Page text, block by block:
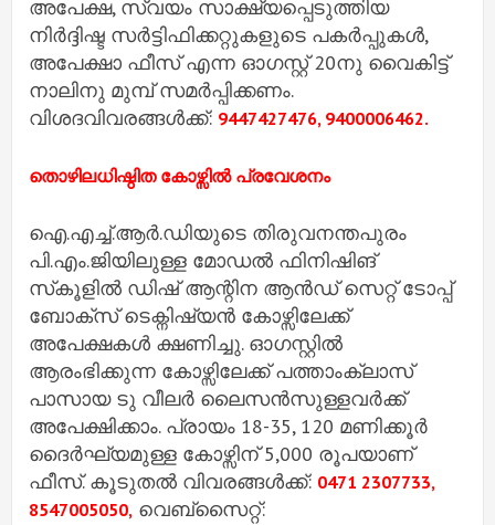
അപേക്ഷ, സ്വയം സാക്ഷ്യപ്പെടുത്തിയ
നിർദ്ദിഷ്ട സർട്ടിഫിക്കറ്റുകളുടെ പകർപ്പുകൾ,
അപേക്ഷാ ഫീസ് എന്ന ഓഗസ്റ്റ് 20നു വൈകിട്ട്
നാലിനു മുമ്പ് സമർപ്പിക്കണം.
വിശദവിവരങ്ങൾക്ക്: 9447427476, 9400006462.
തൊഴിലധിഷ്ഠിത കോഴ്സിൽ പ്രവേശനം
ഐ.എച്ച്.ആർ.ഡിയുടെ തിരുവനന്തപുരം
പി.എം.ജിയിലുള്ള മോഡൽ ഫിനിഷിങ്
സ്‌കൂളിൽ ഡിഷ് ആന്റിന ആൻഡ് സെറ്റ് ടോപ്പ്
ബോക്സ് ടെക്നിഷ്യൻ കോഴ്സിലേക്ക്
അപേക്ഷകൾ ക്ഷണിച്ചു. ഓഗസ്റ്റിൽ
ആരംഭിക്കുന്ന കോഴ്സിലേക്ക് പത്താംക്ലാസ്
പാസായ ടു വീലർ ലൈസൻസുള്ളവർക്ക്
അപേക്ഷിക്കാം. പ്രായം 18-35, 120 മണിക്കൂർ
ദൈർഘ്യമുള്ള കോഴ്സിന് 5,000 രൂപയാണ്
ഫീസ്. കൂടുതൽ വിവരങ്ങൾക്ക്: 0471 2307733,
8547005050, വെബ്സൈറ്റ്: